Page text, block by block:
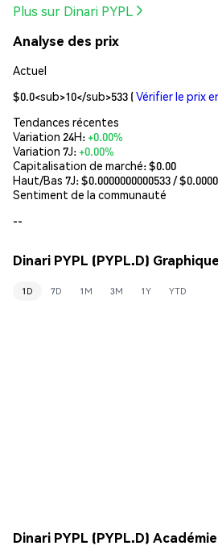
Plus sur Dinari PYPL
Analyse des prix
Actuel
$0.0<sub>10</sub>533 (Vérifier le prix
Tendances récentes
Variation 24H:+0.00%
Variation 7J:+0.00%
Capitalisation de marché:$0.00
Haut/Bas 7J: $0.0000000000533 / $
Sentiment de la communauté
--
Dinari PYPL (PYPL.D)
1D 7D 1M 3M 1Y YTD
Dinari PYPL (PYPL.D) Académie